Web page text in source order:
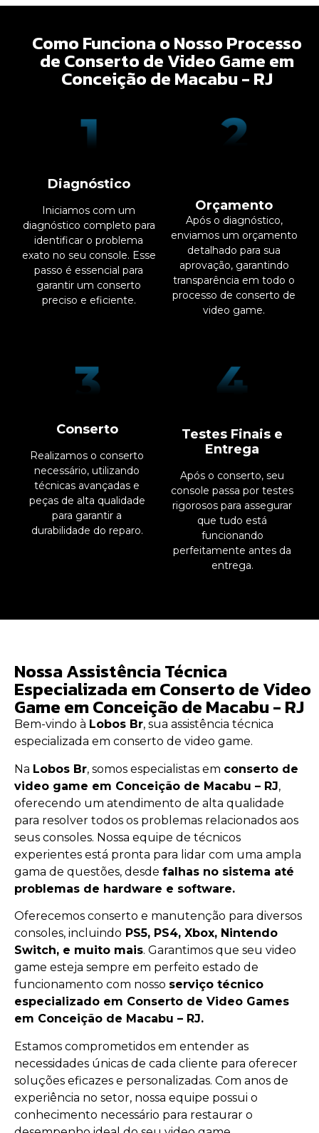
Como Funciona o Nosso Processo
de Conserto de Video Game em
Conceição de Macabu - RJ
Diagnóstico
Iniciamos com um
diagnóstico completo para
identificar o problema
exato no seu console. Esse
passo é essencial para
garantir um conserto
preciso e eficiente.
Orçamento
Após o diagnóstico,
enviamos um orçamento
detalhado para sua
aprovação, garantindo
transparência em todo o
processo de conserto de
video game.
Conserto
Realizamos o conserto
necessário, utilizando
técnicas avançadas e
peças de alta qualidade
para garantir a
durabilidade do reparo.
Testes Finais e
Entrega
Após o conserto, seu
console passa por testes
rigorosos para assegurar
que tudo está
funcionando
perfeitamente antes da
entrega.
Nossa Assistência Técnica
Especializada em Conserto de Video
Game em Conceição de Macabu - RJ
Bem-vindo à Lobos Br, sua assistência técnica
especializada em conserto de video game.
Na Lobos Br, somos especialistas em conserto de
video game em Conceição de Macabu – RJ,
oferecendo um atendimento de alta qualidade
para resolver todos os problemas relacionados aos
seus consoles. Nossa equipe de técnicos
experientes está pronta para lidar com uma ampla
gama de questões, desde falhas no sistema até
problemas de hardware e software.
Oferecemos conserto e manutenção para diversos
consoles, incluindo PS5, PS4, Xbox, Nintendo
Switch, e muito mais. Garantimos que seu video
game esteja sempre em perfeito estado de
funcionamento com nosso serviço técnico
especializado em Conserto de Video Games
em Conceição de Macabu – RJ.
Estamos comprometidos em entender as
necessidades únicas de cada cliente para oferecer
soluções eficazes e personalizadas. Com anos de
experiência no setor, nossa equipe possui o
conhecimento necessário para restaurar o